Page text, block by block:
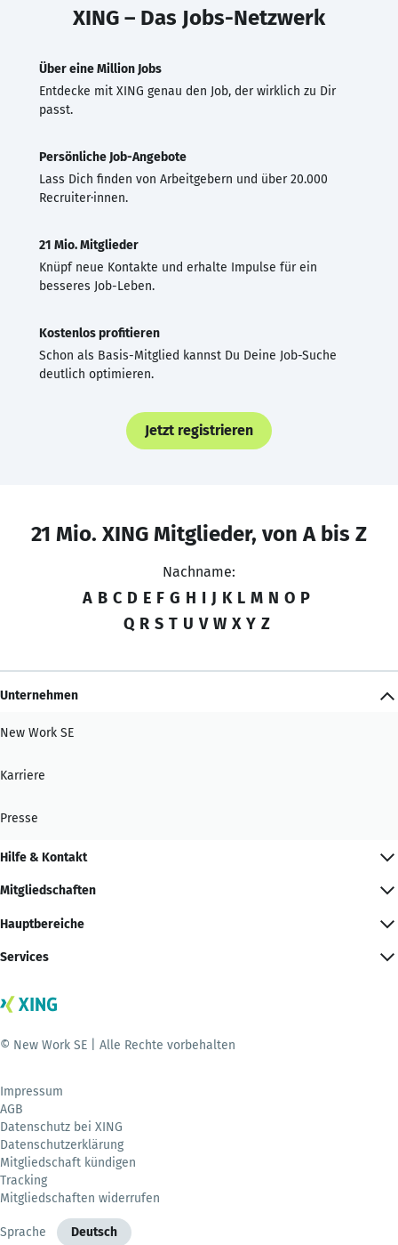
XING – Das Jobs-Netzwerk
Über eine Million Jobs
Entdecke mit XING genau den Job, der wirklich zu Dir
passt.
Persönliche Job-Angebote
Lass Dich finden von Arbeitgebern und über 20.000
Recruiter·innen.
21 Mio. Mitglieder
Knüpf neue Kontakte und erhalte Impulse für ein
besseres Job-Leben.
Kostenlos profitieren
Schon als Basis-Mitglied kannst Du Deine Job-Suche
deutlich optimieren.
Jetzt registrieren
21 Mio. XING Mitglieder, von A bis Z
Nachname:
A B C D E F G H I J K L M N O P
Q R S T U V W X Y Z
Unternehmen
New Work SE
Karriere
Presse
Hilfe & Kontakt
Mitgliedschaften
Hauptbereiche
Services
© New Work SE | Alle Rechte vorbehalten
Impressum
AGB
Datenschutz bei XING
Datenschutzerklärung
Mitgliedschaft kündigen
Tracking
Mitgliedschaften widerrufen
Sprache Deutsch